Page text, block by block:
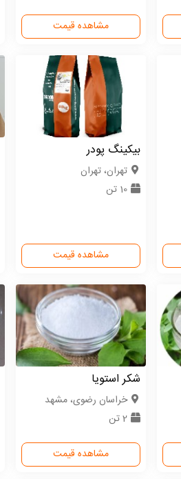
مشاهده قیمت
بیکینگ پودر
تهران، تهران
10 تن
مشاهده قیمت
شکر استویا
خراسان رضوی، مشهد
2 تن
مشاهده قیمت